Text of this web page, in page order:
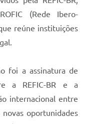
(Rede Ibero-
reúne instituições
foi a assinatura de
a REFIC-BR e a
internacional entre
oportunidades